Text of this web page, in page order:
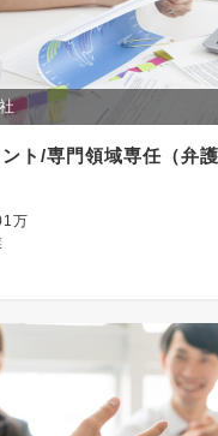
ト/専門領域専任（弁
万